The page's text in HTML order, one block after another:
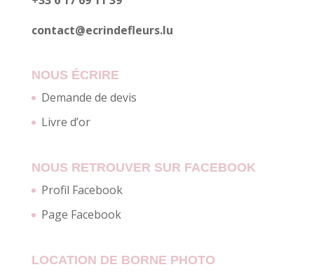
contact@ecrindefleurs.lu
NOUS ÉCRIRE
Demande de devis
Livre d’or
NOUS RETROUVER SUR FACEBOOK
Profil Facebook
Page Facebook
LOCATION DE BORNE PHOTO